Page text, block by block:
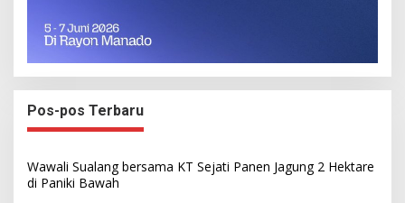
Pos-pos Terbaru
Wawali Sualang bersama KT Sejati Panen Jagung 2 Hektare
di Paniki Bawah